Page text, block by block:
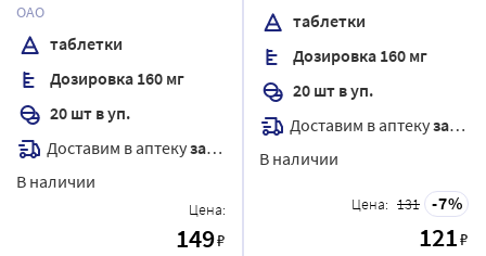
ОАО
таблетки
Дозировка 160 мг
20 шт в уп.
Доставим в аптекузавтра
В наличии
Цена:
149₽
таблетки
Дозировка 160 мг
20 шт в уп.
Доставим в аптекузавтра
В наличии
Цена: 131 7
121₽